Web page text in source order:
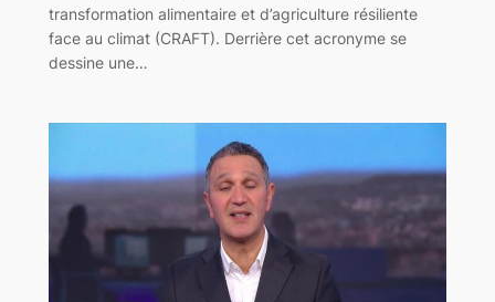
transformation alimentaire et d’agriculture résiliente
face au climat (CRAFT). Derrière cet acronyme se
dessine une…